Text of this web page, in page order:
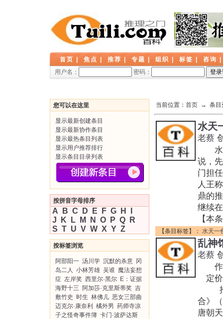
首页 焦点 推荐 专题 组织 标签 咨询
用户名：
密码：
您可以在这里
显示最新创建条目
显示最新协作条目
显示最热条目列表
显示用户推荐排行
显示条目目录列表
按拼音字母排序
A B C D E F G H
J
K L M N O P Q
R
S T U V W X Y Z
按标签浏览
阿部阳一 汤川学 沉默的杀意 冈
岛二人 小林芳雄 吴谁 魔法妄想
症 左岸奖 西里尔·黑尔 E：证据
海野十三 阿加莎·克里斯蒂奖 吉
敷竹史
时生 林佛儿 恶女三部曲
迈克尔·康奈利
橘外男 药师寺凉
子之怪奇事件簿 卡门·波萨达斯
当前位置： 首页 → 条目
水天
老蔡
水
说，
门担
人王
鼎的
继续
【本
【条目标签】： 水天一
乱神
老蔡
作
定
推理
合》
唐朝天